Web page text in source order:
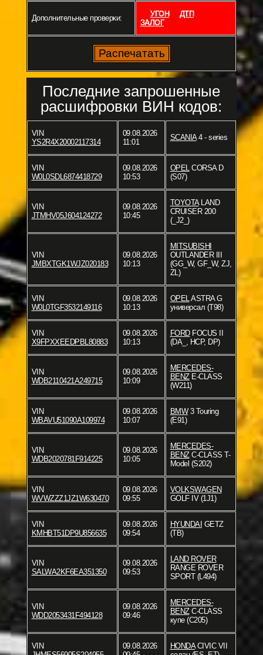
Дополнительные проверки: УГОН
ДТП
ЗАЛОГ
Последние запрошенные
расшифровки ВИН кодов:
VIN
YS2R4X20002117314
09.08.2026
11:01
SCANIA4 - series
VIN
W0L0SDL6874418729
09.08.2026
10:53
OPELCORSA D
(S07)
VIN
JTMHV05J604124272
09.08.2026
10:45
TOYOTALAND
CRUISER 200
(_J2_)
VIN
JMBXTGK1WJZ020183
09.08.2026
10:13
MITSUBISHI
OUTLANDER III
(GG_W, GF_W, ZJ,
ZL)
VIN
W0L0TGF3532149116
09.08.2026
10:13
OPELASTRA G
универсал (T98)
VIN
X9FPXXEEDPBL80883
09.08.2026
10:13
FORDFOCUS II
(DA_, HCP, DP)
VIN
WDB2110421A249715
09.08.2026
10:09
MERCEDES-
BENZE-CLASS
(W211)
VIN
WBAVU51090A109974
09.08.2026
10:07
BMW3 Touring
(E91)
VIN
WDB2020781F914225
09.08.2026
10:05
MERCEDES-
BENZC-CLASS T-
Model (S202)
VIN
WVWZZZ1JZ1W630470
09.08.2026
09:55
VOLKSWAGEN
GOLF IV (1J1)
VIN
KMHBT51DP9U856635
09.08.2026
09:54
HYUNDAI GETZ
(TB)
VIN
SALWA2KF6EA351350
09.08.2026
09:53
LAND ROVER
RANGE ROVER
SPORT (L494)
VIN
WDD2053431F494128
09.08.2026
09:46
MERCEDES-
BENZC-CLASS
купе (C205)
VIN
09.08.2026
HONDACIVIC VII